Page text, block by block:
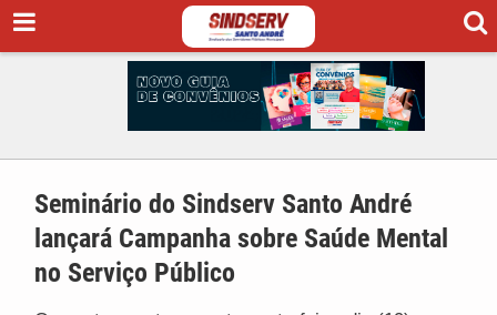
Seminário do Sindserv Santo André
lançará Campanha sobre Saúde Mental
no Serviço Público